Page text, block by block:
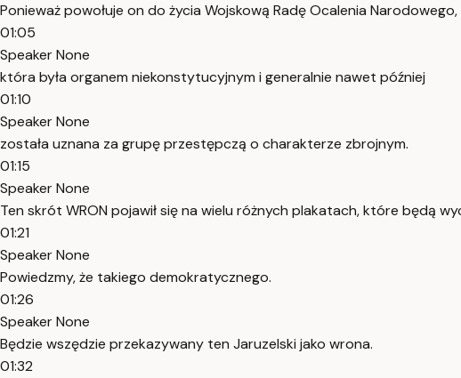
Ponieważ powołuje on do życia Wojskową Radę Ocalenia Narodowego,
01:05
Speaker None
która była organem niekonstytucyjnym i generalnie nawet później
01:10
Speaker None
została uznana za grupę przestępczą o charakterze zbrojnym.
01:15
Speaker None
Ten skrót WRON pojawił się na wielu różnych plakatach, które będą
01:21
Speaker None
Powiedzmy, że takiego demokratycznego.
01:26
Speaker None
Będzie wszędzie przekazywany ten Jaruzelski jako wrona.
01:32